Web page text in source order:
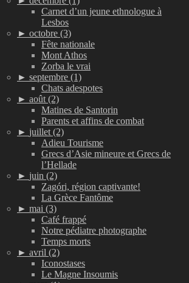
Carnet d’un jeune ethnologue à
Lesbos
► octobre (3)
Fête nationale
Mont Athos
Zorba le vrai
► septembre (1)
Chats adespotes
► août (2)
Matines de Santorin
Parents et affins de combat
► juillet (2)
Adieu Tourisme
Grecs d’Asie mineure et Grecs de
l’Hellade
► juin (2)
Zagóri, région captivante!
La Grèce Fantôme
► mai (3)
Café frappé
Notre pédiatre photographe
Temps morts
► avril (2)
Iconostases
Le Magne Insoumis